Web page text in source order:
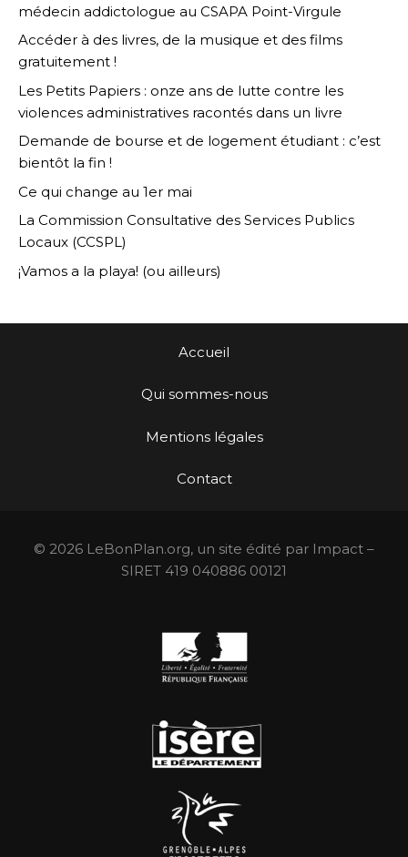
médecin addictologue au CSAPA Point-Virgule
Accéder à des livres, de la musique et des films
gratuitement !
Les Petits Papiers : onze ans de lutte contre les
violences administratives racontés dans un livre
Demande de bourse et de logement étudiant : c’est
bientôt la fin !
Ce qui change au 1er mai
La Commission Consultative des Services Publics
Locaux (CCSPL)
¡Vamos a la playa! (ou ailleurs)
Accueil
Qui sommes-nous
Mentions légales
Contact
© 2026 LeBonPlan.org, un site édité par Impact –
SIRET 419 040886 00121